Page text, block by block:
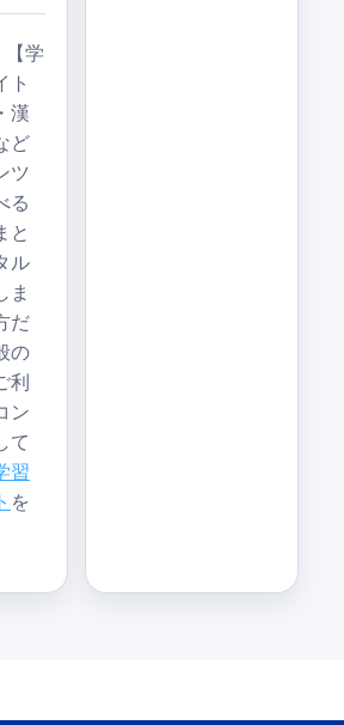
【学
ト
漢
ど
ツ
る
と
ル
ま
だ
の
利
ン
て
習
を